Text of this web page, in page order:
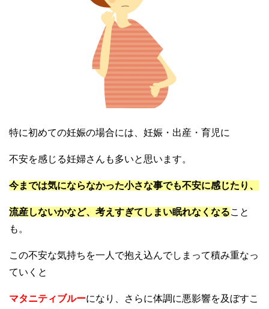
特に初めての妊娠の場合には、妊娠・出産・育児に
不安を感じる妊婦さんも多いと思います。
今までは気にならなかった小さな事でも不安に感じたり、
流産しないかなど、考えすぎてしまい眠れなくなること
も。
この不安な気持ちを一人で抱え込んでしまって積み重なっ
ていくと
マタニティブルーになり、さらに体調に悪影響を及ぼすこ